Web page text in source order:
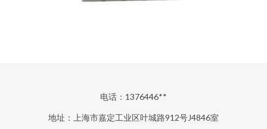
电话：1376446**
地址：上海市嘉定工业区叶城路912号J4846室